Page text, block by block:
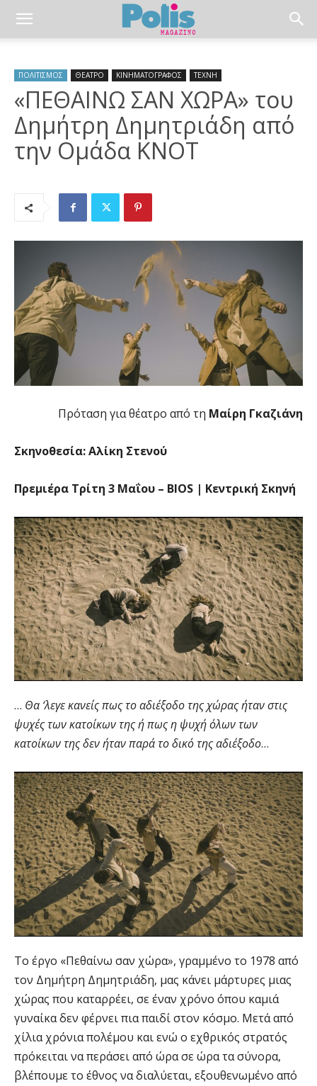
ΠΟΛΙΤΙΣΜΟΣ ΘΕΑΤΡΟ ΚΙΝΗΜΑΤΟΓΡΑΦΟΣ ΤΕΧΝΗ
«ΠΕΘΑΙΝΩ ΣΑΝ ΧΩΡΑ» του
Δημήτρη Δημητριάδη από
την Ομάδα KNOT
Πρόταση για θέατρο από τη Μαίρη Γκαζιάνη
Σκηνοθεσία: Αλίκη Στενού
Πρεμιέρα Τρίτη 3 Μαΐου – BIOS | Κεντρική Σκηνή
… Θα ‘λεγε κανείς πως το αδιέξοδο της χώρας ήταν στις
ψυχές των κατοίκων της ή πως η ψυχή όλων των
κατοίκων της δεν ήταν παρά το δικό της αδιέξοδο…
Το έργο «Πεθαίνω σαν χώρα», γραμμένο το 1978 από
τον Δημήτρη Δημητριάδη, μας κάνει μάρτυρες μιας
χώρας που καταρρέει, σε έναν χρόνο όπου καμιά
γυναίκα δεν φέρνει πια παιδί στον κόσμο. Μετά από
χίλια χρόνια πολέμου και ενώ ο εχθρικός στρατός
πρόκειται να περάσει από ώρα σε ώρα τα σύνορα,
βλέπουμε το έθνος να διαλύεται, εξουθενωμένο από